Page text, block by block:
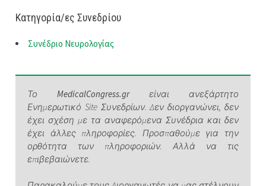
Κατηγορία/ες Συνεδρίου
Συνέδριο Νευρολογίας
ΤοMedicalCongress.grείναι ανεξάρτητο
Ενημερωτικό Site Συνεδρίων. Δεν διοργανώνει, δεν
έχει σχέση με τα αναφερόμενα Συνέδρια και δεν
έχει άλλες πληροφορίες. Προσπαθούμε για την
ορθότητα των πληροφοριών. Αλλά να τις
επιβεβαιώνετε.